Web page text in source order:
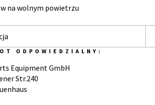
w na wolnym powietrzu
ODPOWIEDZIALNY:
Equipment GmbH
Str.240